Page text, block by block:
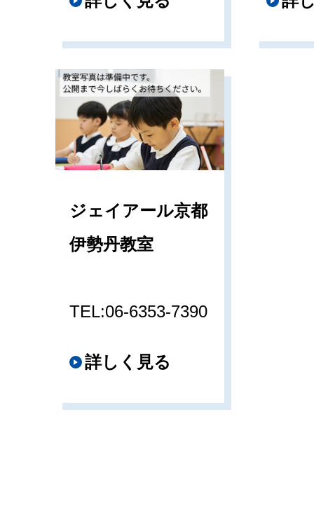
ジェイアール京都
伊勢丹教室
TEL:06-6353-7390
詳しく見る